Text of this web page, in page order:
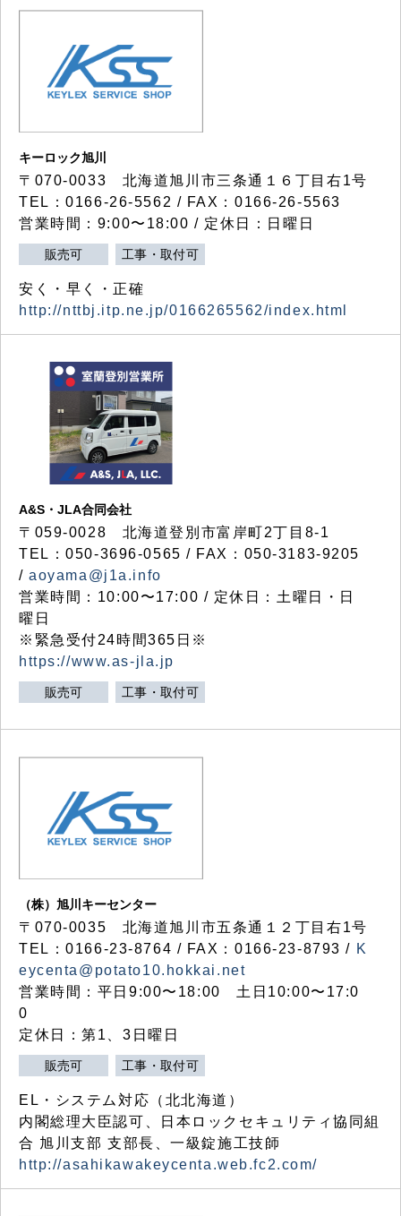
キーロック旭川
〒070-0033 北海道旭川市三条通１６丁目右1号
TEL：0166-26-5562 / FAX：0166-26-5563
営業時間：9:00〜18:00 / 定休日：日曜日
販売可 工事・取付可
安く・早く・正確
http://nttbj.itp.ne.jp/0166265562/index.html
A&S・JLA合同会社
〒 059-0028 北海道登別市富岸町2丁目 8-1
TEL：050-3696-0565 / FAX：050-3183-9205
/aoyama@j1a.info
営業時間：10:00〜17:00 / 定休日：土曜日・日
曜日
※緊急受付24時間365日※
https://www.as-jla.jp
販売可 工事・取付可
（株）旭川キーセンター
〒070-0035 北海道旭川市五条通１２丁目右1号
TEL：0166-23-8764 / FAX：0166-23-8793 / K
eycenta@potato10.hokkai.net
営業時間：平日9:00〜18:00 土日10:00〜17:0
0
定休日：第1、3日曜日
販売可 工事・取付可
EL・システム対応（北北海道）
内閣総理大臣認可、日本ロックセキュリティ協同組
合 旭川支部 支部長、一級錠施工技師
http://asahikawakeycenta.web.fc2.com/